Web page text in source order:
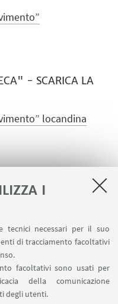
I
tecnici necessari per il suo
di tracciamento facoltativi
facoltativi sono usati per
della comunicazione
degli utenti.
- SCARICA LA
locandina
SU: